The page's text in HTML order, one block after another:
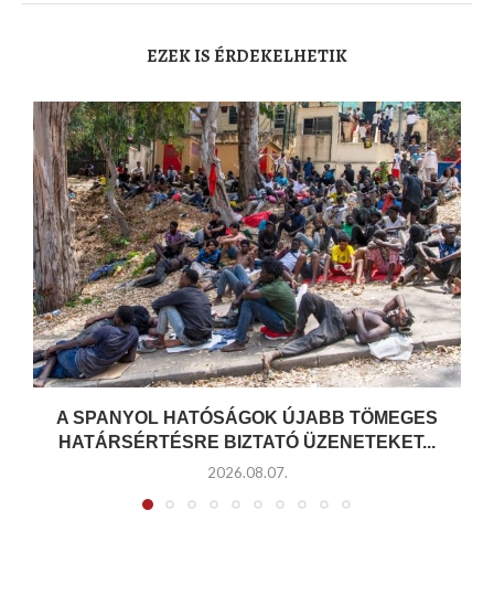
EZEK IS ÉRDEKELHETIK
A SPANYOL HATÓSÁGOK ÚJABB TÖMEGES
HATÁRSÉRTÉSRE BIZTATÓ ÜZENETEKET...
2026.08.07.